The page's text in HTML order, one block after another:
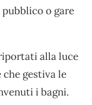
o gare
alla luce
che gestiva le
i bagni.